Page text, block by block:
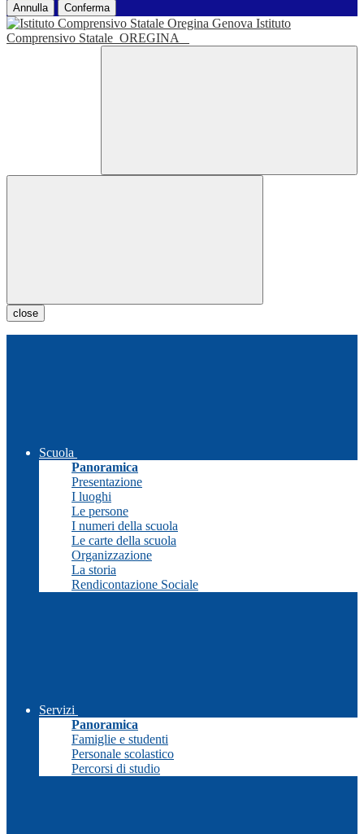
Annulla Conferma
Istituto
Comprensivo Statale OREGINA
close
Scuola
Panoramica
Presentazione
I luoghi
Le persone
I numeri della scuola
Le carte della scuola
Organizzazione
La storia
Rendicontazione Sociale
Servizi
Panoramica
Famiglie e studenti
Personale scolastico
Percorsi di studio